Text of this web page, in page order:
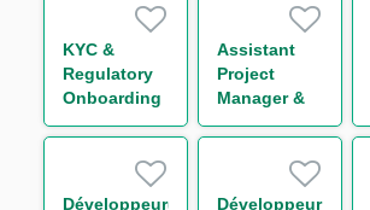
KYC &
Regulatory
Onboarding
, Global
FTC)
Assistant
Project
Manager &
Organisation
Développeur(euse)Développeur